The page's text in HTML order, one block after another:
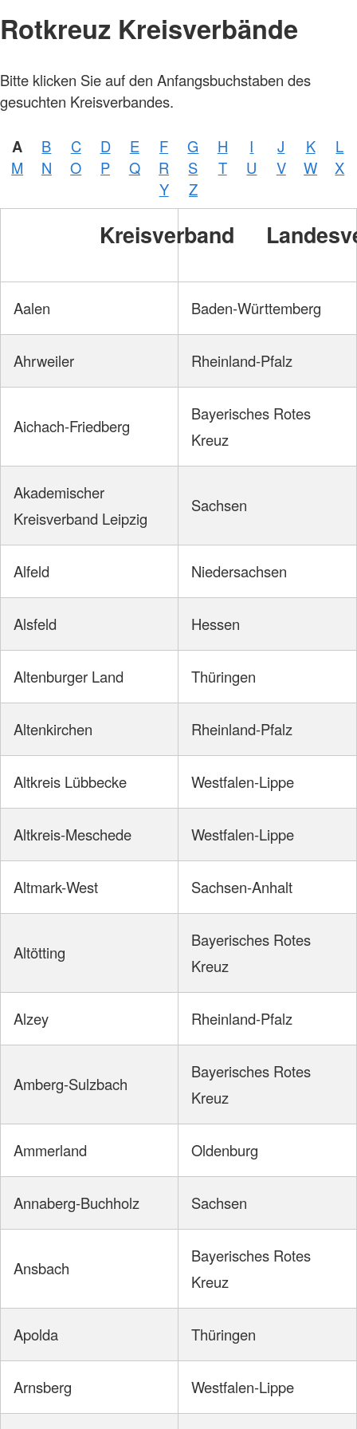
Rotkreuz Kreisverbände
Bitte klicken Sie auf den Anfangsbuchstaben des
gesuchten Kreisverbandes.
A B C D E F G H I J K
L
M
N O P Q R S T U V W
X
Y
Z
Kreisverband
Aalen Baden-Württemberg
Ahrweiler Rheinland-Pfalz
Aichach-Friedberg
Bayerisches Rotes
Kreuz
Akademischer
Kreisverband Leipzig
Sachsen
Alfeld Niedersachsen
Alsfeld Hessen
Altenburger Land Thüringen
Altenkirchen Rheinland-Pfalz
Altkreis Lübbecke Westfalen-Lippe
Altkreis-Meschede Westfalen-Lippe
Altmark-West Sachsen-Anhalt
Altötting
Bayerisches Rotes
Kreuz
Alzey Rheinland-Pfalz
Amberg-Sulzbach
Bayerisches Rotes
Kreuz
Ammerland Oldenburg
Annaberg-Buchholz Sachsen
Ansbach
Bayerisches Rotes
Kreuz
Apolda Thüringen
Arnsberg Westfalen-Lippe